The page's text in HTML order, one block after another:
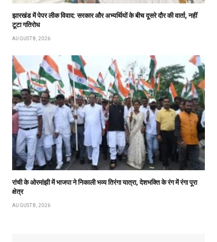
झारखंड में पेपर लीक विवाद: सरकार और अभ्यर्थियों के बीच दूसरे दौर की वार्ता, नहीं
टूटा गतिरोध
AUGUST 8, 2026
रांची के ओरमांझी में भाजपा ने निकाली भव्य तिरंगा यात्रा, देशभक्ति के रंग में रंगा पूरा
क्षेत्र
AUGUST 8, 2026